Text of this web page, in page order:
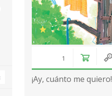
¡Ay, cuánto me quiero!